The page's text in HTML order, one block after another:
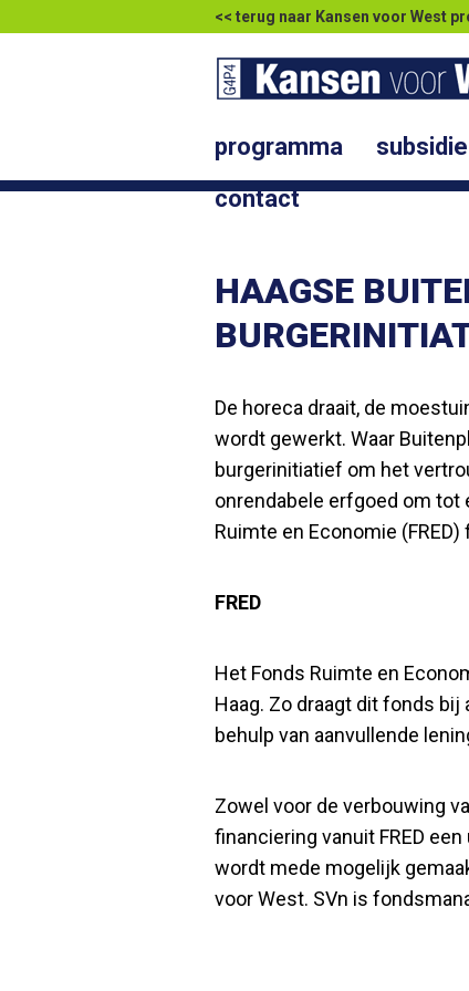
<< terug naar Kansen voor West
programma subsidie
contact
HAAGSE
De horeca draait, de
wordt gewerkt. Waar
burgerinitiatief om het
onrendabele erfgoed om tot
Ruimte en Economie
FRED
Het Fonds Ruimte en
Haag. Zo draagt dit fonds
behulp van aanvullende
Zowel voor de verbouwing
financiering vanuit FRED
wordt mede mogelijk
voor West. SVn is